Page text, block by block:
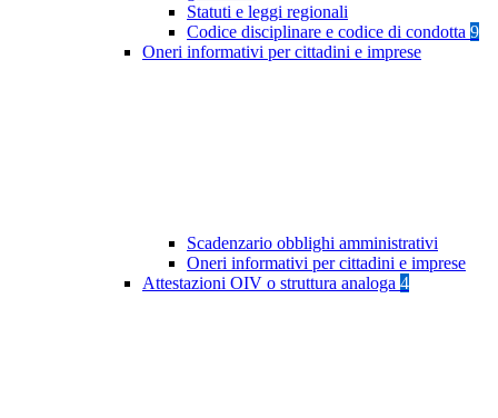
Statuti e leggi regionali
Codice disciplinare e codice di condotta 9
Oneri informativi per cittadini e imprese
Scadenzario obblighi amministrativi
Oneri informativi per cittadini e imprese
Attestazioni OIV o struttura analoga 4